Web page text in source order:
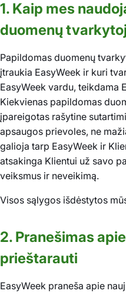
1. Kaip mes
duomenų
Papildomas duomenų
įtraukia EasyWeek ir kuri
EasyWeek vardu, teikdama
Kiekvienas papildomas
įpareigotas rašytine
apsaugos prievoles, ne
galioja tarp EasyWeek ir
atsakinga Klientui už savo
veiksmus ir neveikimą.
Visos sąlygos išdėstytos
2. Pranešimas
prieštarauti
EasyWeek praneša apie